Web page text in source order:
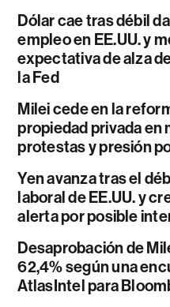
Dólar cae tras débil
empleo en EE.UU. y
expectativa de alza
la Fed
Milei cede en la
propiedad privada en
protestas y presión
Yen avanza tras el
laboral de EE.UU. y
alerta por posible
Desaprobación de
62,4% según una
AtlasIntel para